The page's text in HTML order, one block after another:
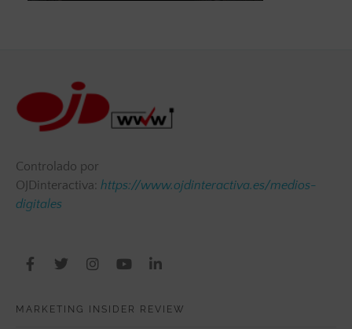
Controlado por
OJDinteractiva: https://www.ojdinteractiva.es/medios-
digitales
MARKETING INSIDER REVIEW